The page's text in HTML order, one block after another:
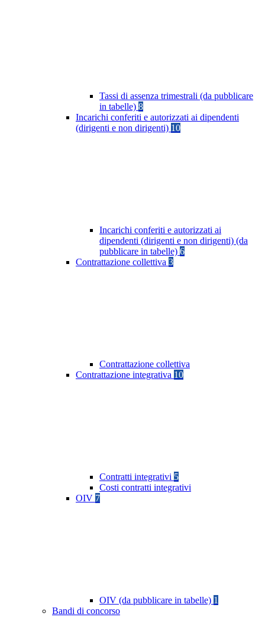
Tassi di assenza trimestrali (da pubblicare
in tabelle) 8
Incarichi conferiti e autorizzati ai dipendenti
(dirigenti e non dirigenti) 10
Incarichi conferiti e autorizzati ai
dipendenti (dirigenti e non dirigenti) (da
pubblicare in tabelle) 6
Contrattazione collettiva 3
Contrattazione collettiva
Contrattazione integrativa 10
Contratti integrativi 5
Costi contratti integrativi
OIV 7
OIV (da pubblicare in tabelle) 1
Bandi di concorso